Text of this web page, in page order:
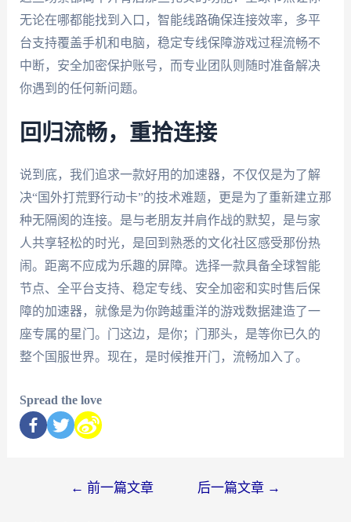
无论在哪都能找到入口，智能线路确保连接效率，多平
台支持覆盖手机和电脑，稳定专线保障游戏过程流畅不
中断，安全加密保护账号，而专业团队则随时准备解决
你遇到的任何新问题。
回归流畅，重拾连接
说到底，我们追求一款好用的加速器，不仅仅是为了解
决“国外打荒野行动卡”的技术难题，更是为了重新建立那
种无隔阂的连接。是与老朋友并肩作战的默契，是与家
人共享轻松的时光，是回到熟悉的文化社区感受那份热
闹。距离不应成为乐趣的屏障。选择一款具备全球智能
节点、全平台支持、稳定专线、安全加密和实时售后保
障的加速器，就像是为你跨越重洋的游戏数据建造了一
座专属的星门。门这边，是你；门那头，是等你已久的
整个国服世界。现在，是时候推开门，流畅加入了。
Spread the love
← 前一篇文章 后一篇文章 →